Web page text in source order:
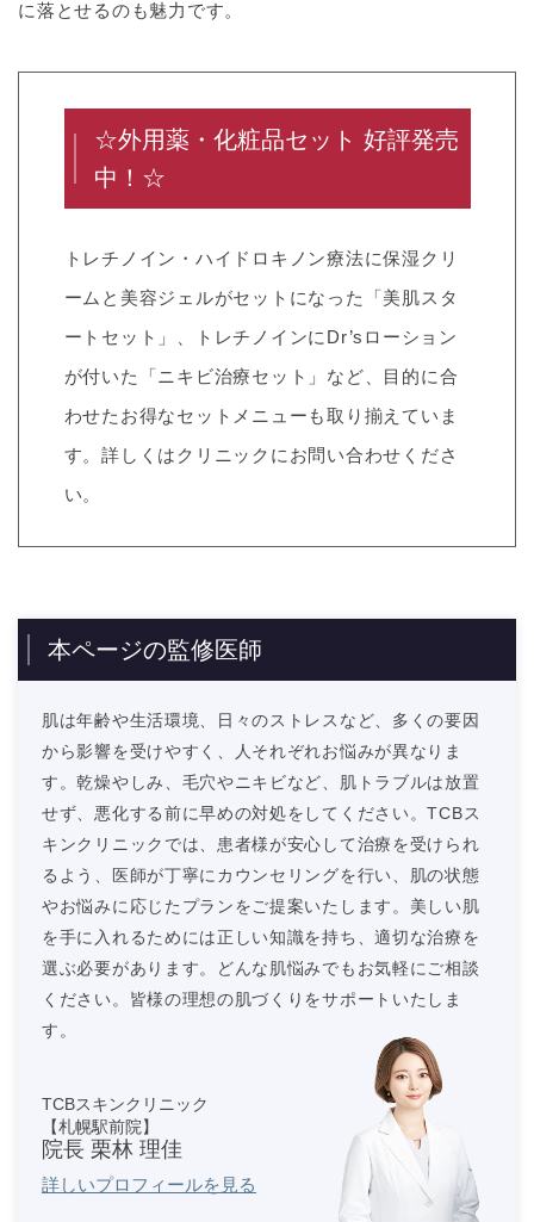
に落とせるのも魅力です。
☆外用薬・化粧品セット 好評発売
中！☆
トレチノイン・ハイドロキノン療法に保湿クリ
ームと美容ジェルがセットになった「美肌スタ
ートセット」、トレチノインにDr’sローション
が付いた「ニキビ治療セット」など、目的に合
わせたお得なセットメニューも取り揃えていま
す。詳しくはクリニックにお問い合わせくださ
い。
本ページの監修医師
肌は年齢や生活環境、日々のストレスなど、多くの要因
から影響を受けやすく、人それぞれお悩みが異なりま
す。乾燥やしみ、毛穴やニキビなど、肌トラブルは放置
せず、悪化する前に早めの対処をしてください。TCBス
キンクリニックでは、患者様が安心して治療を受けられ
るよう、医師が丁寧にカウンセリングを行い、肌の状態
やお悩みに応じたプランをご提案いたします。美しい肌
を手に入れるためには正しい知識を持ち、適切な治療を
選ぶ必要があります。どんな肌悩みでもお気軽にご相談
ください。皆様の理想の肌づくりをサポートいたしま
す。
TCBスキンクリニック
【札幌駅前院】
院長 栗林 理佳
詳しいプロフィールを見る